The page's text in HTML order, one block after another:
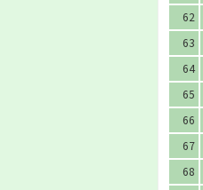
62
63
64
65
66
67
68